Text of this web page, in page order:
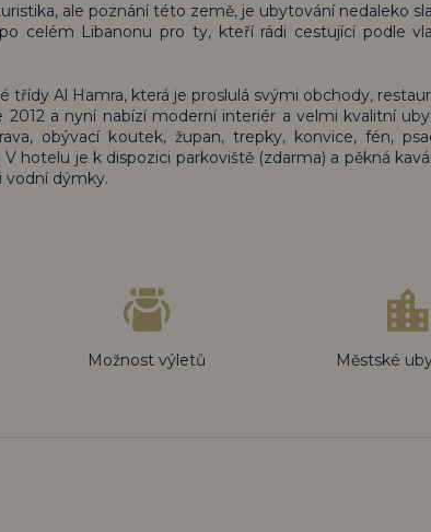
ale poznání této země, je ubytování nedaleko
celém Libanonu pro ty, kteří rádi cestující podle
Al Hamra, která je proslulá svými obchody,
a nyní nabízí moderní interiér a velmi kvalitní
obývací koutek, župan, trepky, konvice, fén,
hotelu je k dispozici parkoviště (zdarma) a pěkná
vodní dýmky.
Možnost výletů Městské